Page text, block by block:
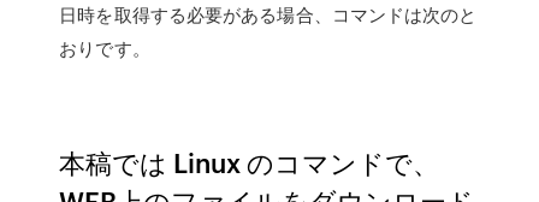
日時を取得する必要がある場合、コマンドは次のと
おりです。
本稿では Linux のコマンドで、